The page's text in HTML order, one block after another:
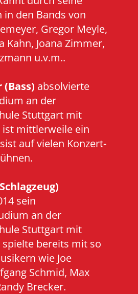
den Bands von
Gregor Meyle,
Kahn, Joana Zimmer,
u.v.m..
absolvierte
an der
Stuttgart mit
ist mittlerweile ein
auf vielen Konzert-
sein
an der
Stuttgart mit
bereits mit so
wie Joe
Schmid, Max
Brecker.